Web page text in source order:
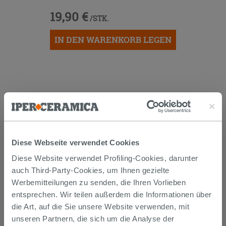
Diese Webseite verwendet Cookies
Diese Website verwendet Profiling-Cookies, darunter
auch Third-Party-Cookies, um Ihnen gezielte
Werbemitteilungen zu senden, die Ihren Vorlieben
entsprechen. Wir teilen außerdem die Informationen über
die Art, auf die Sie unsere Website verwenden, mit
unseren Partnern, die sich um die Analyse der
19,90 € /STK.
IN DEN WARENKORB LEGEN
Die Waren werden normalerweise innerhalb von 15
Werktagen ab der Auftragsbestätigung zum Versand
gebracht.
Musterstücke werden normalerweise innerhalb von
Tagen geliefert.